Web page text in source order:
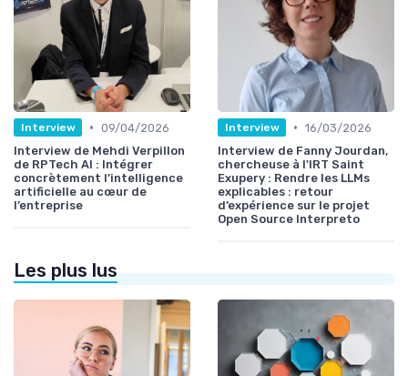
Interview • 09/04/2026
Interview de Mehdi Verpillon
de RPTech AI : Intégrer
concrètement l’intelligence
artificielle au cœur de
l’entreprise
Interview • 16/03/2026
Interview de Fanny Jourdan,
chercheuse à l'IRT Saint
Exupery : Rendre les LLMs
explicables : retour
d’expérience sur le projet
Open Source Interpreto
Les plus lus